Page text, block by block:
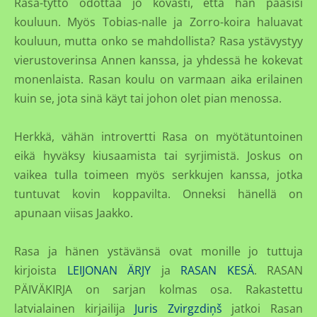
kouluun. Myös Tobias-nalle ja Zorro-koira haluavat
kouluun, mutta onko se mahdollista? Rasa ystävystyy
vierustoverinsa Annen kanssa, ja yhdessä he kokevat
monenlaista. Rasan koulu on varmaan aika erilainen
kuin se, jota sinä käyt tai johon olet pian menossa.
Herkkä, vähän introvertti Rasa on myötätuntoinen
eikä hyväksy kiusaamista tai syrjimistä. Joskus on
vaikea tulla toimeen myös serkkujen kanssa, jotka
tuntuvat kovin koppavilta. Onneksi hänellä on
apunaan viisas Jaakko.
Rasa ja hänen ystävänsä ovat monille jo tuttuja
kirjoista LEIJONAN ÄRJY ja RASAN KESÄ. RASAN
PÄIVÄKIRJA on sarjan kolmas osa. Rakastettu
latvialainen kirjailija Juris Zvirgzdiņš jatkoi Rasan